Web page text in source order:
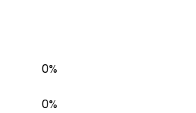
0%
0%